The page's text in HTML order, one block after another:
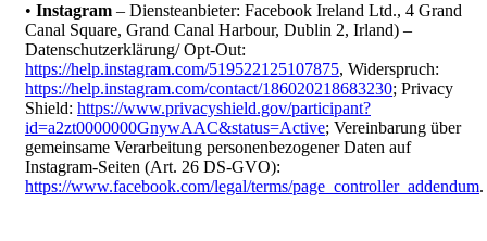
• Instagram – Diensteanbieter: Facebook Ireland Ltd., 4 Grand
Canal Square, Grand Canal Harbour, Dublin 2, Irland) –
Datenschutzerklärung/ Opt-Out:
https://help.instagram.com/519522125107875, Widerspruch:
https://help.instagram.com/contact/186020218683230; Privacy
Shield: https://www.privacyshield.gov/participant?
id=a2zt0000000GnywAAC&status=Active; Vereinbarung über
gemeinsame Verarbeitung personenbezogener Daten auf
Instagram-Seiten (Art. 26 DS-GVO):
https://www.facebook.com/legal/terms/page_controller_addendum.